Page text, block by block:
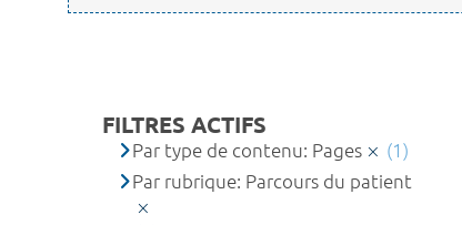
FILTRES ACTIFS
Par type de contenu: Pages
(1)
Par rubrique: Parcours du patient